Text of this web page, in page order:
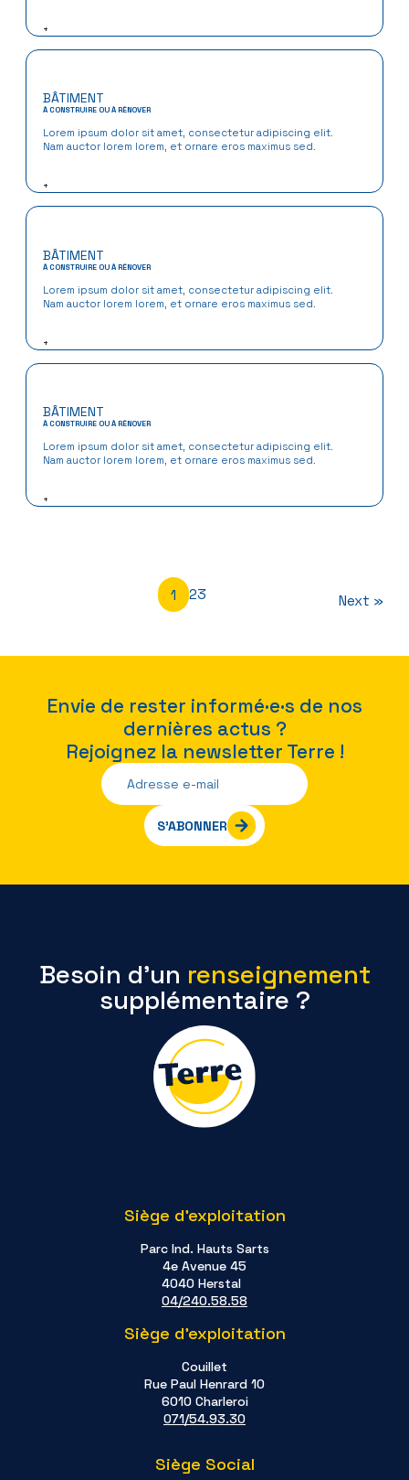
+
BÂTIMENT
À CONSTRUIRE OU À RÉNOVER
Lorem ipsum dolor sit amet, consectetur adipiscing elit.
Nam auctor lorem lorem, et ornare eros maximus sed.
+
BÂTIMENT
À CONSTRUIRE OU À RÉNOVER
Lorem ipsum dolor sit amet, consectetur adipiscing elit.
Nam auctor lorem lorem, et ornare eros maximus sed.
+
BÂTIMENT
À CONSTRUIRE OU À RÉNOVER
Lorem ipsum dolor sit amet, consectetur adipiscing elit.
Nam auctor lorem lorem, et ornare eros maximus sed.
+
1 23 Next »
Envie de rester informé·e·s de nos
dernières actus ?
Rejoignez la newsletter Terre !
S’ABONNER
Besoin d’un renseignement
supplémentaire ?
Siège d'exploitation
Parc Ind. Hauts Sarts
4e Avenue 45
4040 Herstal
04/240.58.58
Siège d'exploitation
Couillet
Rue Paul Henrard 10
6010 Charleroi
071/54.93.30
Siège Social